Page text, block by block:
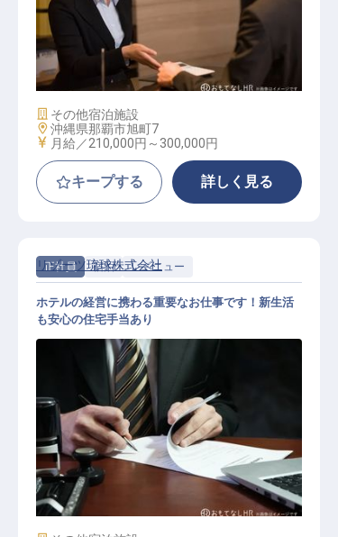
ナイトフロント
施設業態
その他宿泊施設
勤務地
沖縄県那覇市旭町7
給与
月給／210,000円～ 300,000円
キープする 詳しく見る
正社員 宿泊 レベニュー
レベニューマネジメント／WEBマー
ケティングスタッフ
リゾーツ琉球株式会社
ホテルの経営に携わる重要なお仕事です！新生活
も安心の住宅手当あり